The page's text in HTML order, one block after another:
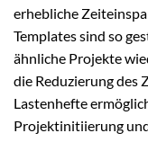
erhebliche
Templates sind so
ähnliche Projekte
die Reduzierung des
Lastenhefte
Projektinitiierung